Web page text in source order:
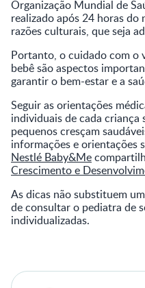
Organização Mundial de
realizado após 24 horas
razões culturais, que seja
Portanto, o cuidado com o
bebê são aspectos
garantir o bem-estar e a
Seguir as orientações
individuais de cada criança
pequenos cresçam
informações e orientações
Nestlé Baby&Me
Crescimento e
As dicas não substituem
de consultar o pediatra de
individualizadas.